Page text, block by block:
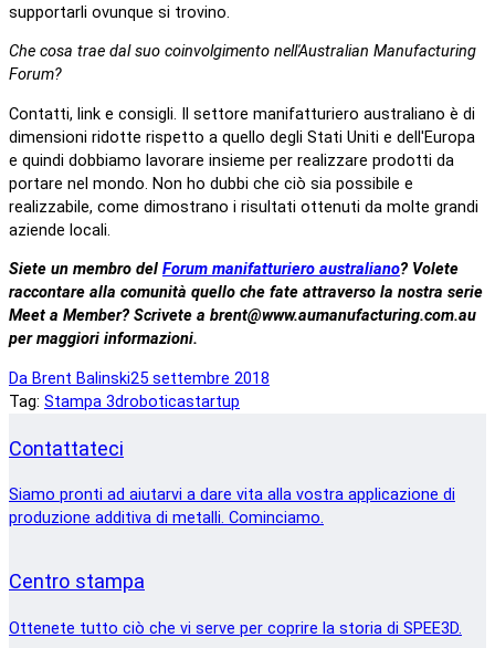
supportarli ovunque si trovino.
Che cosa trae dal suo coinvolgimento nell'Australian Manufacturing
Forum?
Contatti, link e consigli. Il settore manifatturiero australiano è di
dimensioni ridotte rispetto a quello degli Stati Uniti e dell'Europa
e quindi dobbiamo lavorare insieme per realizzare prodotti da
portare nel mondo. Non ho dubbi che ciò sia possibile e
realizzabile, come dimostrano i risultati ottenuti da molte grandi
aziende locali.
Siete un membro del Forum manifatturiero australiano? Volete
raccontare alla comunità quello che fate attraverso la nostra serie
Meet a Member? Scrivete a brent@www.aumanufacturing.com.au
per maggiori informazioni.
Da Brent Balinski25 settembre 2018
Tag: Stampa 3droboticastartup
Contattateci
Siamo pronti ad aiutarvi a dare vita alla vostra applicazione di
produzione additiva di metalli. Cominciamo.
Centro stampa
Ottenete tutto ciò che vi serve per coprire la storia di SPEE3D.